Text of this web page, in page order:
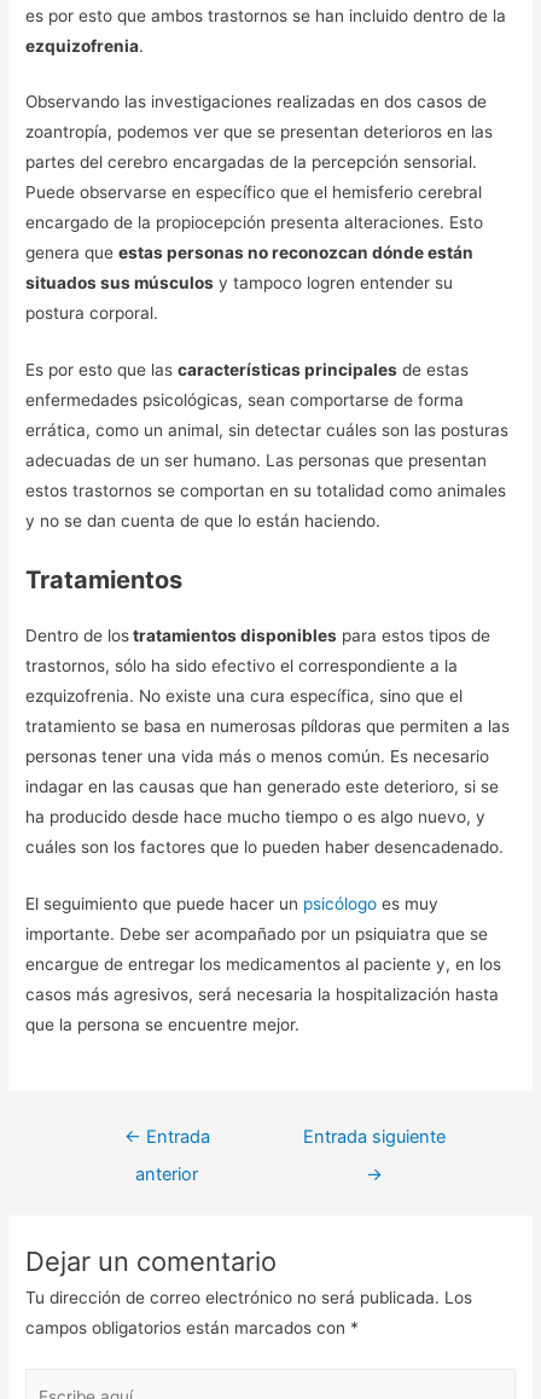
es por esto que ambos trastornos se han incluido dentro de la
ezquizofrenia.
Observando las investigaciones realizadas en dos casos de
zoantropía, podemos ver que se presentan deterioros en las
partes del cerebro encargadas de la percepción sensorial.
Puede observarse en específico que el hemisferio cerebral
encargado de la propiocepción presenta alteraciones. Esto
genera queestas personas no reconozcan dónde están
situados sus músculos y tampoco logren entender su
postura corporal.
Es por esto que lascaracterísticas principales de estas
enfermedades psicológicas, sean comportarse de forma
errática, como un animal, sin detectar cuáles son las posturas
adecuadas de un ser humano. Las personas que presentan
estos trastornos se comportan en su totalidad como animales
y no se dan cuenta de que lo están haciendo.
Tratamientos
Dentro de lostratamientos disponibles para estos tipos de
trastornos, sólo ha sido efectivo el correspondiente a la
ezquizofrenia. No existe una cura específica, sino que el
tratamiento se basa en numerosas píldoras que permiten a las
personas tener una vida más o menos común. Es necesario
indagar en las causas que han generado este deterioro, si se
ha producido desde hace mucho tiempo o es algo nuevo, y
cuáles son los factores que lo pueden haber desencadenado.
El seguimiento que puede hacer un psicólogo es muy
importante. Debe ser acompañado por un psiquiatra que se
encargue de entregar los medicamentos al paciente y, en los
casos más agresivos, será necesaria la hospitalización hasta
que la persona se encuentre mejor.
← Entrada
anterior
Entrada siguiente
→
Dejar un comentario
Tu dirección de correo electrónico no será publicada. Los
campos obligatorios están marcados con *